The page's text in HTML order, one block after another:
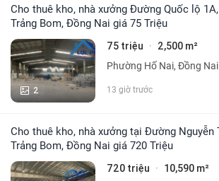
Cho thuê kho, nhà xưởng Đường Quốc lộ 1A, Xã Hố Nai 3,
Trảng Bom, Đồng Nai giá 75 Triệu
2
75 triệu · 2,500 m²
Phường Hố Nai, Đồng Nai
13 giờ trước
Cho thuê kho, nhà xưởng tại Đường Nguyễn Trãi, Trảng Bom,
Trảng Bom, Đồng Nai giá 720 Triệu
720 triệu · 10,590 m²